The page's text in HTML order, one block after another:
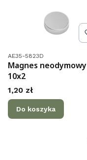
Kod produktu
AE35-5823D
Magnes neodymowy
10x2
Cena
1,20 zł
Do koszyka